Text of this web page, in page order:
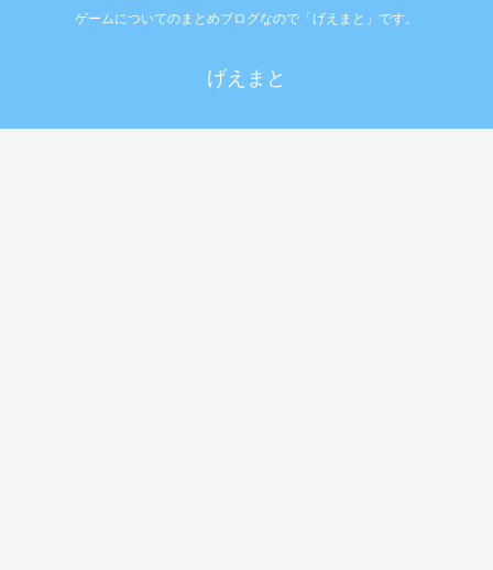
ゲームについてのまとめブログなので「げえまと」です。
げえまと